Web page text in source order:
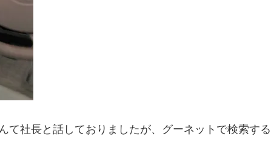
て社長と話しておりましたが、グーネットで検索する